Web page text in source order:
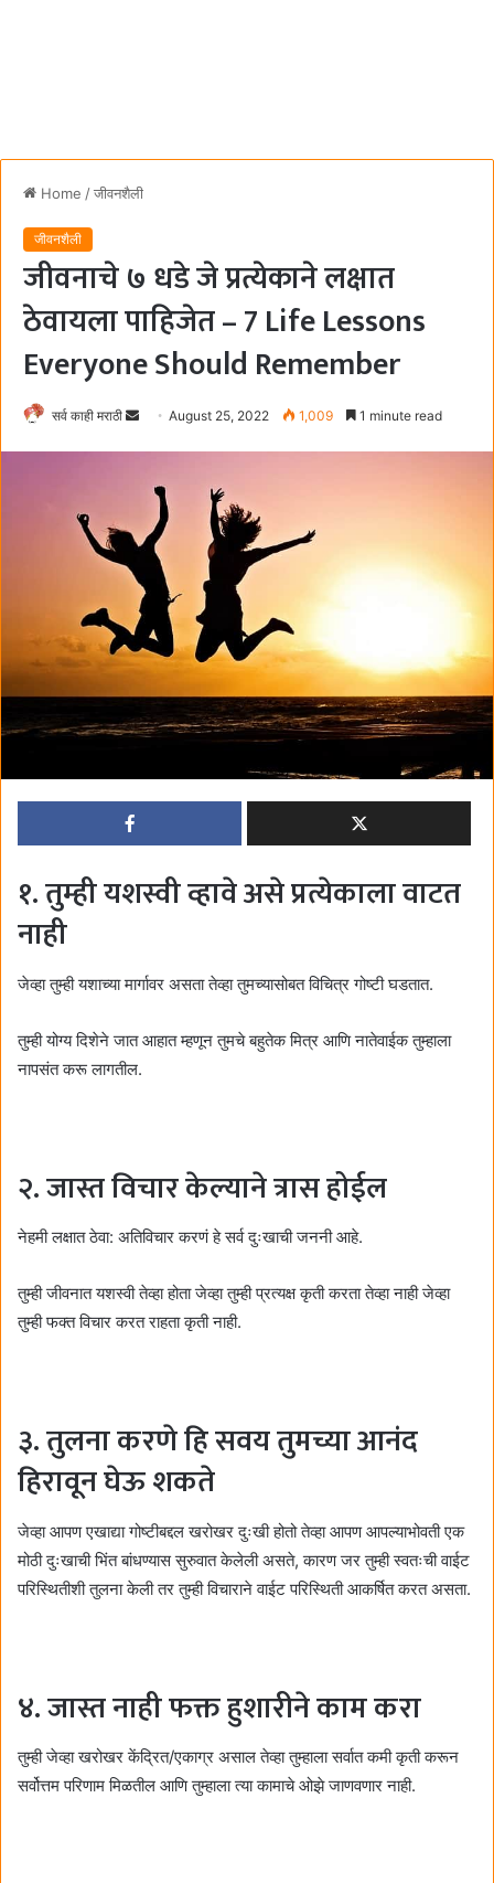
Home /जीवनशैली
जीवनशैली
जीवनाचे ७ धडे जे प्रत्येकाने लक्षात
ठेवायला पाहिजेत – 7 Life Lessons
Everyone Should Remember
सर्व काही मराठी
n
m
i
August 25, 2022 1,009 1 minute read
१. तुम्ही यशस्वी व्हावे असे प्रत्येकाला वाटत
नाही
जेव्हा तुम्ही यशाच्या मार्गावर असता तेव्हा तुमच्यासोबत विचित्र गोष्टी घडतात.
तुम्ही योग्य दिशेने जात आहात म्हणून तुमचे बहुतेक मित्र आणि नातेवाईक तुम्हाला
नापसंत करू लागतील.
२. जास्त विचार केल्याने त्रास होईल
नेहमी लक्षात ठेवा: अतिविचार करणं हे सर्व दुःखाची जननी आहे.
तुम्ही जीवनात यशस्वी तेव्हा होता जेव्हा तुम्ही प्रत्यक्ष कृती करता तेव्हा नाही जेव्हा
तुम्ही फक्त विचार करत राहता कृती नाही.
३. तुलना करणे हि सवय तुमच्या आनंद
हिरावून घेऊ शकते
जेव्हा आपण एखाद्या गोष्टीबद्दल खरोखर दुःखी होतो तेव्हा आपण आपल्याभोवती एक
मोठी दुःखाची भिंत बांधण्यास सुरुवात केलेली असते, कारण जर तुम्ही स्वतःची वाईट
परिस्थितीशी तुलना केली तर तुम्ही विचाराने वाईट परिस्थिती आकर्षित करत असता.
४. जास्त नाही फक्त हुशारीने काम करा
तुम्ही जेव्हा खरोखर केंद्रित/एकाग्र असाल तेव्हा तुम्हाला सर्वात कमी कृती करून
सर्वोत्तम परिणाम मिळतील आणि तुम्हाला त्या कामाचे ओझे जाणवणार नाही.